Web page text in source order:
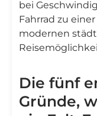
bei
Fahrrad zu
modernen
Die fünf
Gründe,